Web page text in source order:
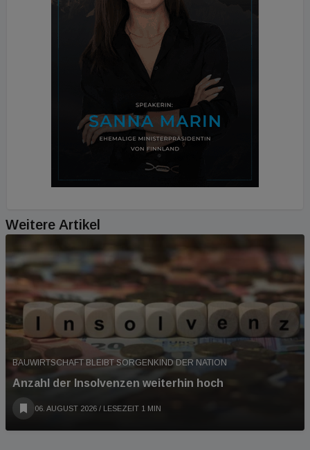
Weitere Artikel
BAUWIRTSCHAFT BLEIBT SORGENKIND DER NATION
Anzahl der Insolvenzen weiterhin hoch
06. AUGUST 2026 / LESEZEIT 1 MIN